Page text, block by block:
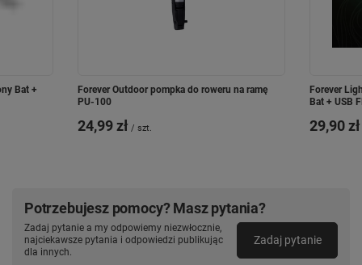
Bat +
Forever Outdoor pompka do roweru na ramę
PU-100
24,99 zł / szt.
Forever
Bat + USB
29,90 zł
Potrzebujesz pomocy? Masz pytania?
Zadaj pytanie a my odpowiemy niezwłocznie,
najciekawsze pytania i odpowiedzi publikując
dla innych.
Zadaj pytanie